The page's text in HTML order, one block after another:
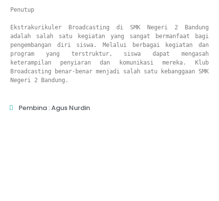
Penutup
Ekstrakurikuler Broadcasting di SMK Negeri 2 Bandung
adalah salah satu kegiatan yang sangat bermanfaat bagi
pengembangan diri siswa. Melalui berbagai kegiatan dan
program yang terstruktur, siswa dapat mengasah
keterampilan penyiaran dan komunikasi mereka. Klub
Broadcasting benar-benar menjadi salah satu kebanggaan SMK
Negeri 2 Bandung.
Pembina : Agus Nurdin